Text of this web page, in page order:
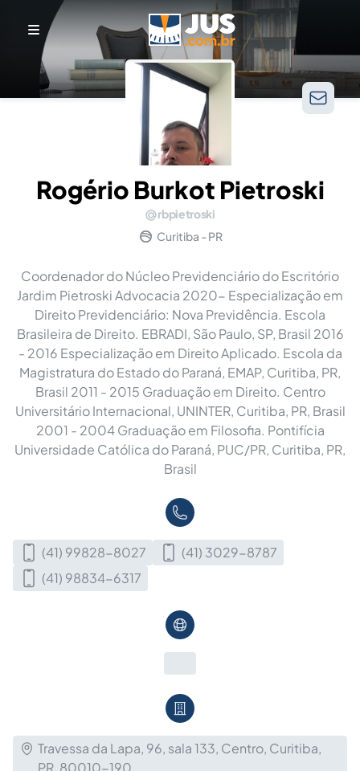
Rogério Burkot Pietroski
rbpietroski
Curitiba - PR
Coordenador do Núcleo Previdenciário do Escritório
Jardim Pietroski Advocacia 2020- Especialização em
Direito Previdenciário: Nova Previdência. Escola
Brasileira de Direito. EBRADI, São Paulo, SP, Brasil 2016
- 2016 Especialização em Direito Aplicado. Escola da
Magistratura do Estado do Paraná, EMAP, Curitiba, PR,
Brasil 2011 - 2015 Graduação em Direito. Centro
Universitário Internacional, UNINTER, Curitiba, PR, Brasil
2001 - 2004 Graduação em Filosofia. Pontifícia
Universidade Católica do Paraná, PUC/PR, Curitiba, PR,
Brasil
(41) 99828-8027
(41) 3029-8787
(41) 98834-6317
Travessa da Lapa, 96, sala 133, Centro, Curitiba,
PR, 80010-190